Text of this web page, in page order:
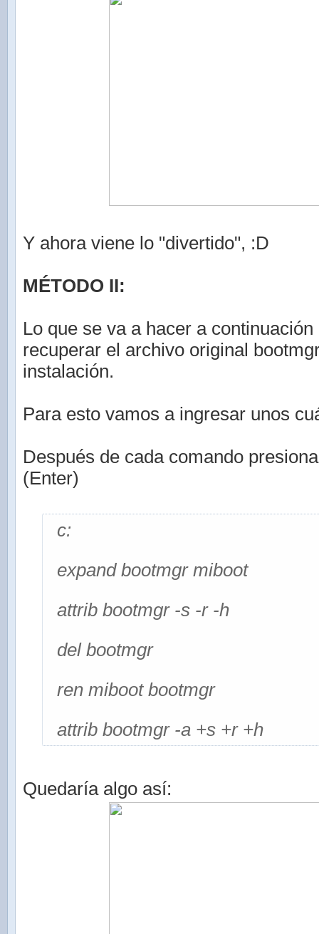
Y ahora viene lo "divertido", :D
MÉTODO II:
Lo que se va a hacer a
recuperar el archivo original
instalación.
Para esto vamos a ingresar unos
Después de cada comando
(Enter)
c:
expand bootmgr miboot
attrib bootmgr -s -r -h
del bootmgr
ren miboot bootmgr
attrib bootmgr -a +s +r +h
Quedaría algo así: